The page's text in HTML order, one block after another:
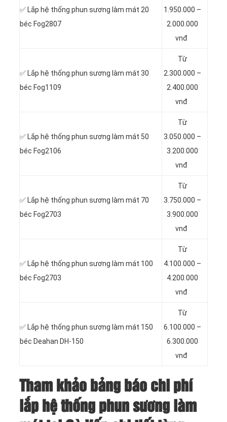
✅ Lắp hệ thống phun sương làm mát 20
béc Fog2807
1.950.000 –
2.000.000
vnđ
✅ Lắp hệ thống phun sương làm mát 30
béc Fog1109
Từ
2.300.000 –
2.400.000
vnđ
✅ Lắp hệ thống phun sương làm mát 50
béc Fog2106
Từ
3.050.000 –
3.200.000
vnđ
✅ Lắp hệ thống phun sương làm mát 70
béc Fog2703
Từ
3.750.000 –
3.900.000
vnđ
✅ Lắp hệ thống phun sương làm mát 100
béc Fog2703
Từ
4.100.000 –
4.200.000
vnđ
✅ Lắp hệ thống phun sương làm mát 150
béc Deahan DH-150
Từ
6.100.000 –
6.300.000
vnđ
Tham khảo bảng báo chi phí
lắp hệ thống phun sương làm